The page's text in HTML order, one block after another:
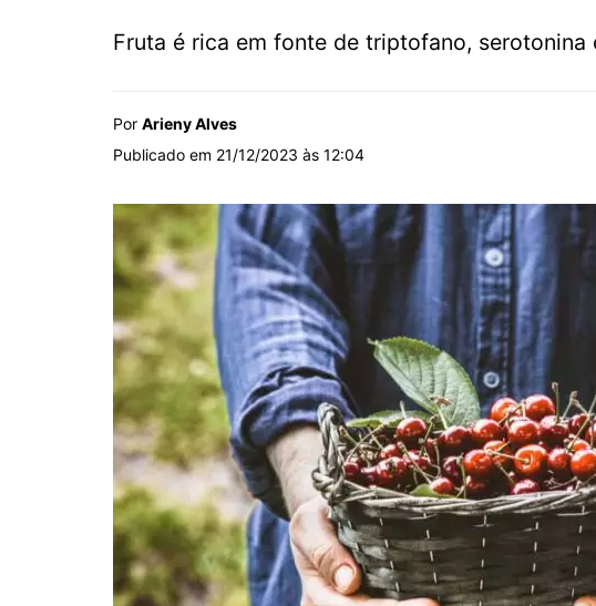
Fruta é rica em fonte de triptofano,
Por Arieny Alves
Publicado em 21/12/2023 às 12:04